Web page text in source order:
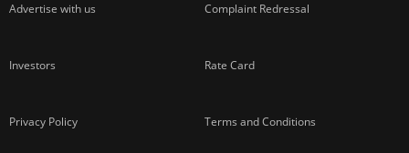
Advertise with us Complaint Redressal
Investors Rate Card
Privacy Policy Terms and Conditions